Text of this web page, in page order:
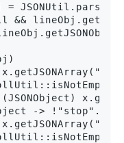
=
&&
->